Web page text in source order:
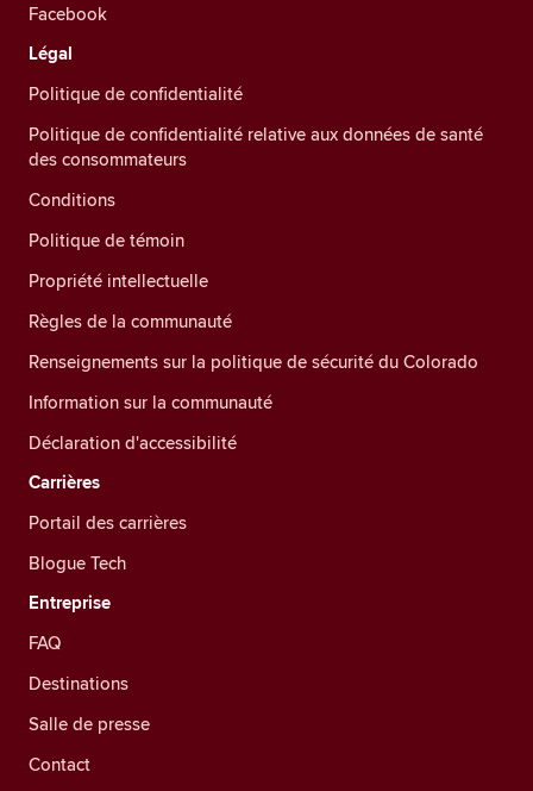
Facebook
Légal
Politique de confidentialité
Politique de confidentialité relative aux données de santé
des consommateurs
Conditions
Politique de témoin
Propriété intellectuelle
Règles de la communauté
Renseignements sur la politique de sécurité du Colorado
Information sur la communauté
Déclaration d'accessibilité
Carrières
Portail des carrières
Blogue Tech
Entreprise
FAQ
Destinations
Salle de presse
Contact